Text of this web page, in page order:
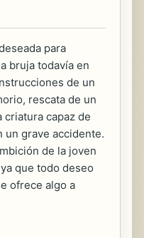
para
bruja todavía en
de un
rescata de un
criatura capaz de
grave accidente.
de la joven
que todo deseo
ofrece algo a